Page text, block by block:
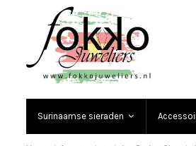
Surinaamse sieraden